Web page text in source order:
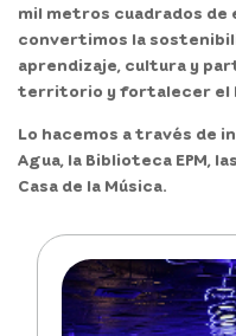
mil metros cuadrados de
convertimos la
aprendizaje, cultura y
territorio y fortalecer el
Lo hacemos a través de
Agua, la Biblioteca EPM, las
Casa de la Música.